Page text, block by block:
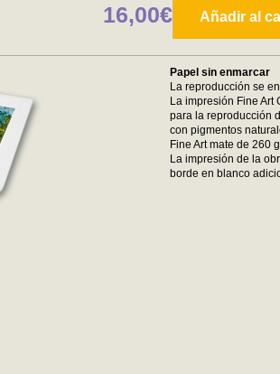
Añadir al
16,00€
Papel sin enmarcar
La reproducción se
La impresión Fine Art
para la reproducción
con pigmentos
Fine Art mate de 260
La impresión de la
borde en blanco